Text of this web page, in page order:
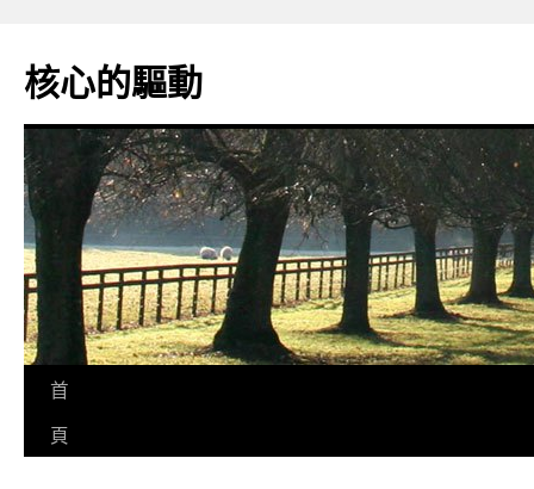
主
要
核心的驅動
首
頁